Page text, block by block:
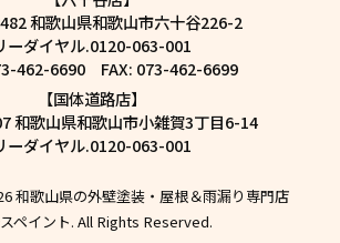
和歌山県和歌山市六十谷226-2
ーダイヤル.0120-063-001
462-6690 FAX: 073-462-6699
【国体道路店】
和歌山県和歌山市小雑賀3丁目6-14
ーダイヤル.0120-063-001
和歌山県の外壁塗装・屋根＆雨漏り専門店
ペイント. All Rights Reserved.